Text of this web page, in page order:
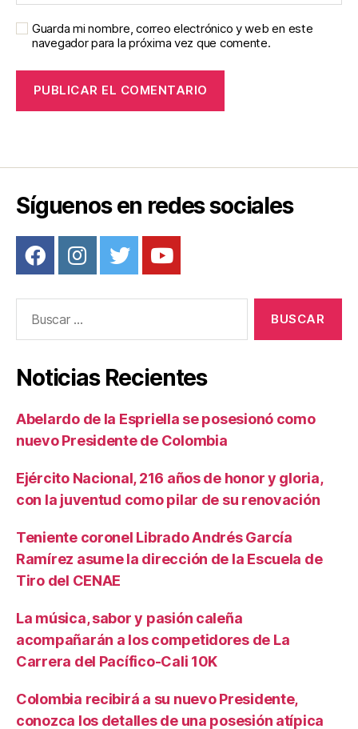
Guarda mi nombre, correo electrónico y web en este
navegador para la próxima vez que comente.
Síguenos en redes sociales
Noticias Recientes
Abelardo de la Espriella se posesionó como
nuevo Presidente de Colombia
Ejército Nacional, 216 años de honor y gloria,
con la juventud como pilar de su renovación
Teniente coronel Librado Andrés García
Ramírez asume la dirección de la Escuela de
Tiro del CENAE
La música, sabor y pasión caleña
acompañarán a los competidores de La
Carrera del Pacífico-Cali 10K
Colombia recibirá a su nuevo Presidente,
conozca los detalles de una posesión atípica